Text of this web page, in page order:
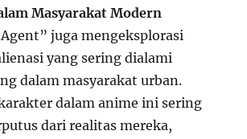
Masyarakat Modern
juga mengeksplorasi
yang sering dialami
dalam masyarakat urban.
dalam anime ini sering
dari realitas mereka,